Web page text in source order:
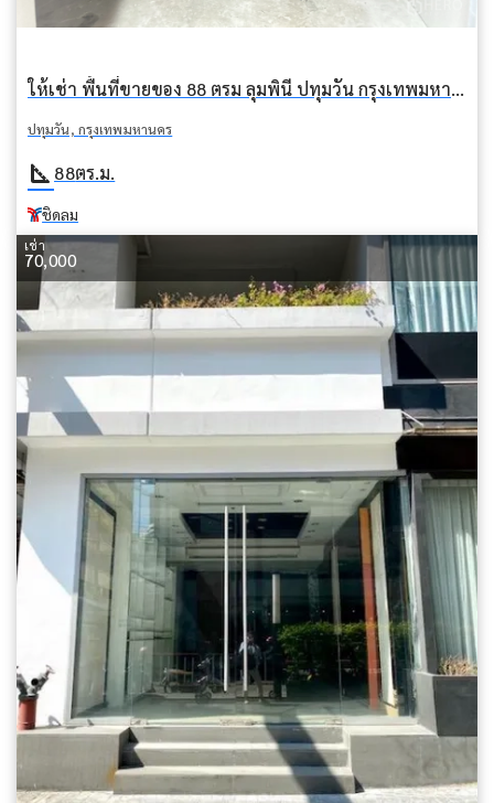
ให้เช่า พื้นที่ขายของ 88 ตรม ลุมพินี ปทุมวัน กรุงเทพมหานคร BTS ชิดลม
ปทุมวัน, กรุงเทพมหานคร
square_foot 88ตร.ม.
ชิดลม
เช่า
70,000